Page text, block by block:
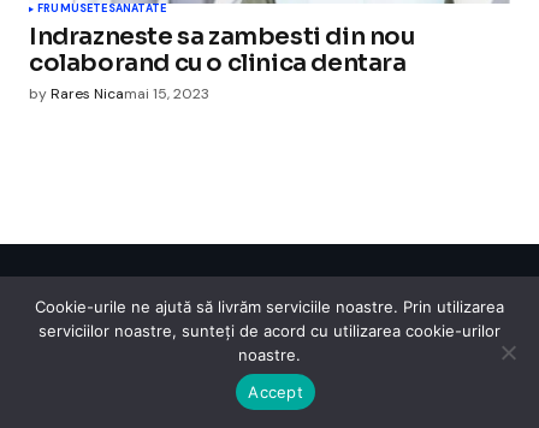
FRUMUSETESANATATE
Indrazneste sa zambesti din nou
colaborand cu o clinica dentara
byRares Nicamai 15, 2023
Cismigiu Parc
© 2024 CismigiuParc. All Rights Reserved.
Medical Moda Sarbatori
Cookie-urile ne ajută să livrăm serviciile noastre. Prin utilizarea
serviciilor noastre, sunteți de acord cu utilizarea cookie-urilor
noastre.
Accept